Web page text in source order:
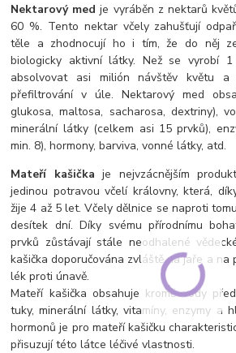
Nektarový med je vyráběn z nektarů
60 %. Tento nektar včely zahušťují
těle a zhodnocují ho i tím, že do něj
biologicky aktivní látky. Než se vyrobí
absolvovat asi milión návštěv květu a
přefiltrování v úle. Nektarový med
glukosa, maltosa, sacharosa, dextriny),
minerální látky (celkem asi 15 prvků),
min. 8), hormony, barviva, vonné látky, atd.
Mateří kašička je nejvzácnějším
jedinou potravou včelí královny, která,
žije 4 až 5 let. Včely dělnice se naproti
desítek dní. Díky svému přírodnímu
prvků zůstávají stále neodhalené
kašička doporučována zvláště na jaře a na
lék proti únavě.
Mateří kašička obsahuje kromě vody
tuky, minerální látky, vitamíny, enzymy a
hormonů je pro mateří kašičku
přisuzují této látce léčivé vlastnosti.